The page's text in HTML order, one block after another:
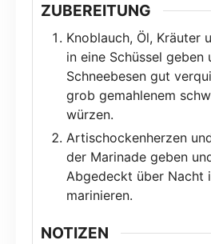
ZUBEREITUNG
Knoblauch, Öl, Kräuter
in eine Schüssel geben
Schneebesen gut
grob gemahlenem
würzen.
Artischockenherzen
der Marinade geben
Abgedeckt über Nacht
marinieren.
NOTIZEN